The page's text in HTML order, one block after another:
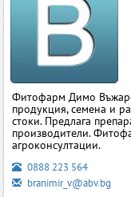
Фитофарм Димо
продукция, семена и
стоки. Предлага
производители.
агроконсултации.
0888 223 564
branimir_v@abv.bg